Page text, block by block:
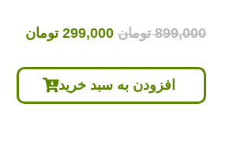
899,000 تومان قیمت
899,000 تومان
بود.
299,000 تومانقیمت
افزودن به سبد خرید